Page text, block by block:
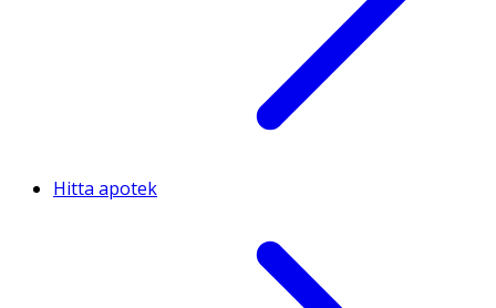
Hitta apotek